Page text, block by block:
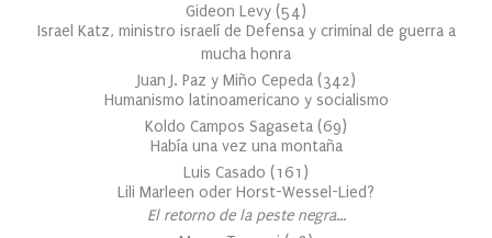
Gideon Levy (54)
Israel Katz, ministro israelí de Defensa y criminal de guerra a
mucha honra
Juan J. Paz y Miño Cepeda (342)
Humanismo latinoamericano y socialismo
Koldo Campos Sagaseta (69)
Había una vez una montaña
Luis Casado (161 )
Lili Marleen oder Horst-Wessel-Lied?
El retorno de la peste negra…